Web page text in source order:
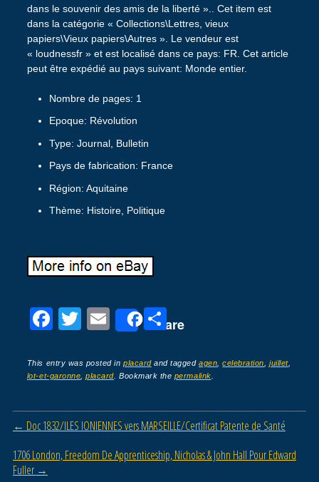
dans le souvenir des amis de la liberté ».. Cet item est
dans la catégorie « Collections\Lettres, vieux
papiers\Vieux papiers\Autres ». Le vendeur est
« loudnessfr » et est localisé dans ce pays: FR. Cet article
peut être expédié au pays suivant: Monde entier.
Nombre de pages: 1
Epoque: Révolution
Type: Journal, Bulletin
Pays de fabrication: France
Région: Aquitaine
Thème: Histoire, Politique
F
c
e
b
o
o
T
tt
er
E
ail
Share
P
ta
g
er
This entry was posted inplacardand taggedagen ,celebration ,juillet,
lot-et-garonne ,placard . Bookmark the permalink
Post navigation
← Doc 1832/ILES IONIENNES vers MARSEILLE/Certificat Patente de Santé
1706 London, Freedom De Apprenticeship, Nicholas & John Hall Pour Edward
Fuller →